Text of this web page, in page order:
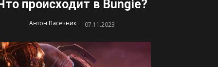
происходит в Bungie?
Антон Пасечник - 07.11.2023